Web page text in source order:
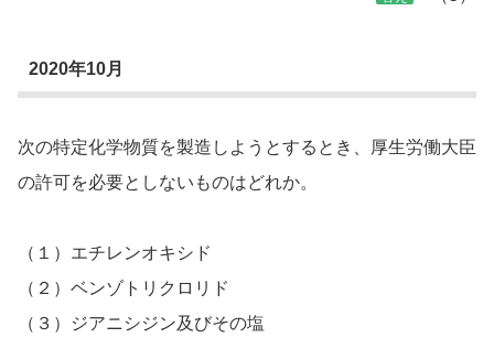
2020年10月
次の特定化学物質を製造しようとするとき、厚生労働大臣
の許可を必要としないものはどれか。
（１）エチレンオキシド
（２）ベンゾトリクロリド
（３）ジアニシジン及びその塩